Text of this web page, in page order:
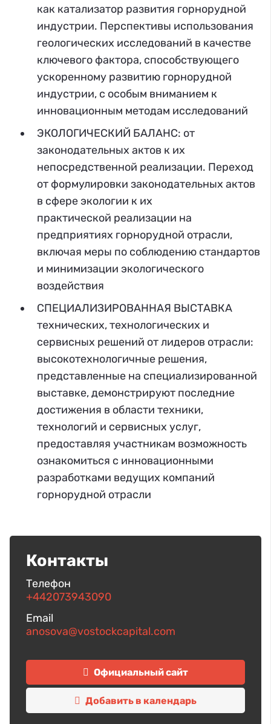
как катализатор развития горнорудной
индустрии. Перспективы использования
геологических исследований в качестве
ключевого фактора, способствующего
ускоренному развитию горнорудной
индустрии, с особым вниманием к
инновационным методам исследований
ЭКОЛОГИЧЕСКИЙ БАЛАНС: от
законодательных актов к их
непосредственной реализации. Переход
от формулировки законодательных актов
в сфере экологии к их
практической реализации на
предприятиях горнорудной отрасли,
включая меры по соблюдению стандартов
и минимизации экологического
воздействия
СПЕЦИАЛИЗИРОВАННАЯ ВЫСТАВКА
технических, технологических и
сервисных решений от лидеров отрасли:
высокотехнологичные решения,
представленные на специализированной
выставке, демонстрируют последние
достижения в области техники,
технологий и сервисных услуг,
предоставляя участникам возможность
ознакомиться с инновационными
разработками ведущих компаний
горнорудной отрасли
Контакты
Телефон
+442073943090
Email
anosova@vostockcapital.com
Официальный сайт
Добавить в календарь